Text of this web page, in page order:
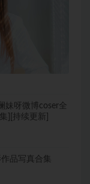
妹呀微博coser全
][持续更新]
品写真合集